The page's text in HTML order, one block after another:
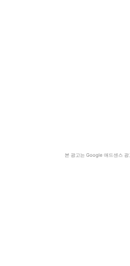
본 광고는 Google 애드센스